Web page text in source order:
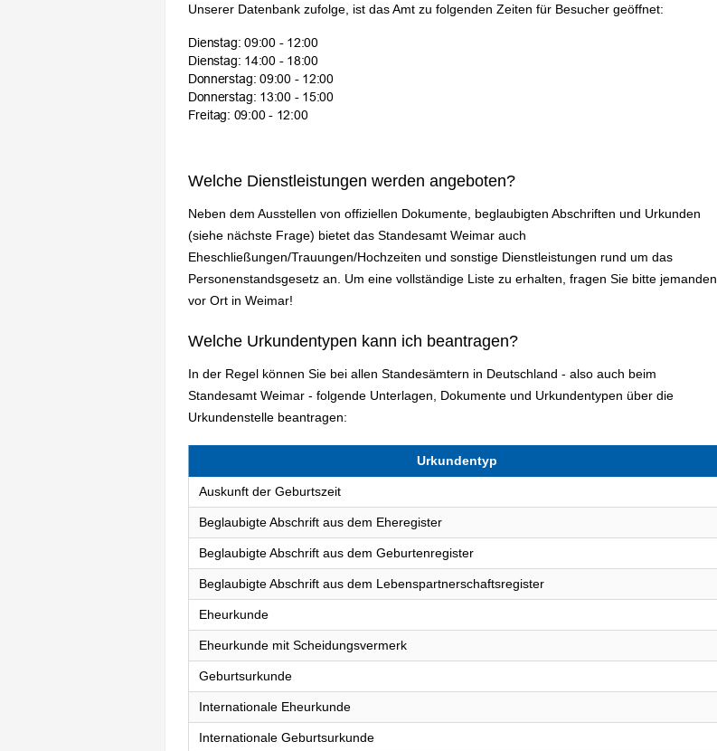
Unserer Datenbank zufolge, ist das Amt zu folgenden Zeiten für Besucher geöffnet:
Welche Dienstleistungen werden angeboten?
Neben dem Ausstellen von offiziellen Dokumente, beglaubigten Abschriften und Urkunden
(siehe nächste Frage) bietet das Standesamt Weimar auch
Eheschließungen/Trauungen/Hochzeiten und sonstige Dienstleistungen rund um das
Personenstandsgesetz an. Um eine vollständige Liste zu erhalten, fragen Sie bitte jemanden
vor Ort in Weimar!
Welche Urkundentypen kann ich beantragen?
In der Regel können Sie bei allen Standesämtern in Deutschland - also auch beim
Standesamt Weimar - folgende Unterlagen, Dokumente und Urkundentypen über die
Urkundenstelle beantragen:
Urkundentyp
Auskunft der Geburtszeit
Beglaubigte Abschrift aus dem Eheregister
Beglaubigte Abschrift aus dem Geburtenregister
Beglaubigte Abschrift aus dem Lebenspartnerschaftsregister
Eheurkunde
Eheurkunde mit Scheidungsvermerk
Geburtsurkunde
Internationale Eheurkunde
Internationale Geburtsurkunde